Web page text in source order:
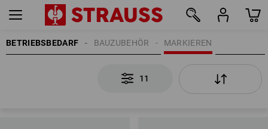
BETRIEBSBEDARF MARKIEREN
BAUZUBEHÖR
11